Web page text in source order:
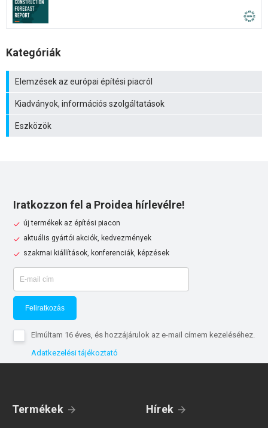
Kategóriák
Elemzések az európai építési piacról
Kiadványok, információs szolgáltatások
Eszközök
Iratkozzon fel a Proidea hírlevélre!
új termékek az építési piacon
aktuális gyártói akciók, kedvezmények
szakmai kiállítások, konferenciák, képzések
Feliratkozás
Elmúltam 16 éves, és hozzájárulok az e-mail címem kezeléséhez.
Adatkezelési tájékoztató
Termékek
Hírek